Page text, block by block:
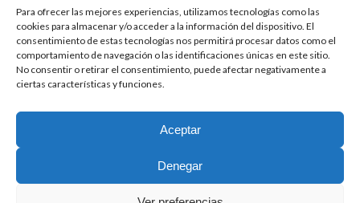
Para ofrecer las mejores experiencias, utilizamos tecnologías como las
cookies para almacenar y/o acceder a la información del dispositivo. El
consentimiento de estas tecnologías nos permitirá procesar datos como el
comportamiento de navegación o las identificaciones únicas en este sitio.
No consentir o retirar el consentimiento, puede afectar negativamente a
ciertas características y funciones.
Aceptar
Denegar
Política de privacidad
FACEBOOK